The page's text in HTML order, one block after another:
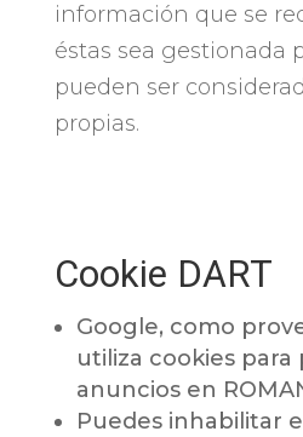
información que se
éstas sea gestionada
pueden ser
propias.
Cookie DART
Google, como
utiliza cookies para
anuncios en
Puedes inhabilitar